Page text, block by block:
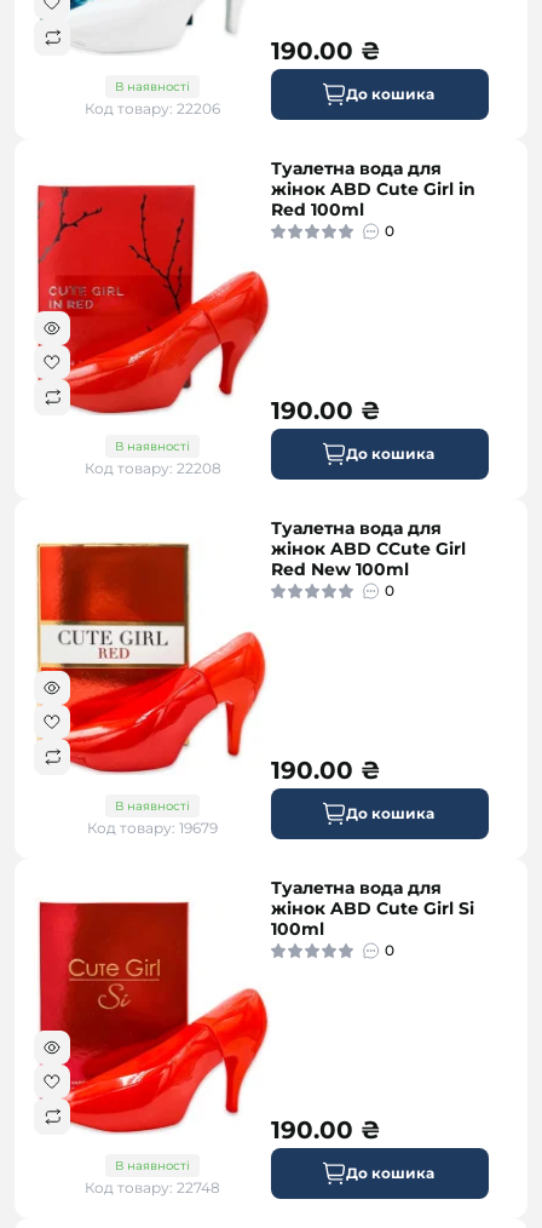
В наявності
Код товару: 22206
190.00 ₴
До кошика
В наявності
Код товару: 22208
Туалетна вода для
жінок ABD Cute Girl in
Red 100ml
0
190.00 ₴
До кошика
В наявності
Код товару: 19679
Туалетна вода для
жінок ABD CCute Girl
Red New 100ml
0
190.00 ₴
До кошика
В наявності
Код товару: 22748
Туалетна вода для
жінок ABD Cute Girl Si
100ml
0
190.00 ₴
До кошика